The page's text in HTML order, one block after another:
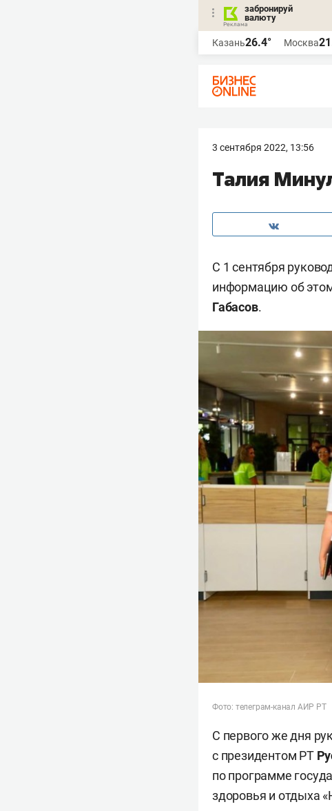
забронируй
валюту
Казань26.4° Москва
3 сентября 2022, 13:56
Талия
С 1 сентября
информацию об
Габасов.
Фото: телеграм-канал АИР РТ
С первого же дня
с президентом РТ
по программе
здоровья и отдыха